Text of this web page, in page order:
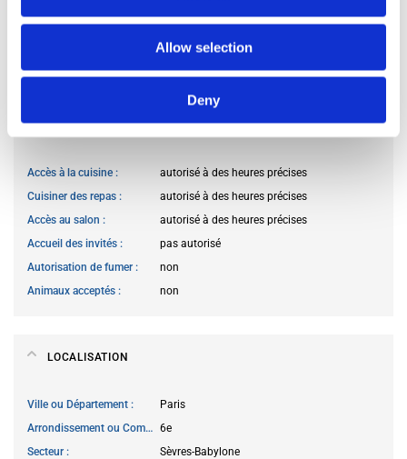
Allow selection
Deny
RÈGLEMENT INTÉRIEUR
Accès à la cuisine
autorisé à des heures précises
Cuisiner des repas
autorisé à des heures précises
Accès au salon
autorisé à des heures précises
Accueil des invités
pas autorisé
Autorisation de fumer
non
Animaux acceptés
non
LOCALISATION
Ville ou Département
Paris
Arrondissement ou Commune 6e
Secteur
Sèvres-Babylone